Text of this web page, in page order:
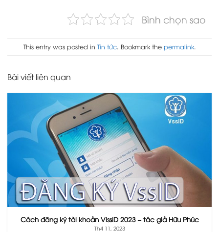
Bình chọn sao
This entry was posted in Tin tức. Bookmark the permalink.
Bài viết liên quan
Cách đăng ký tài khoản VissID 2023 – tác giả Hữu Phúc
Th4 11, 2023